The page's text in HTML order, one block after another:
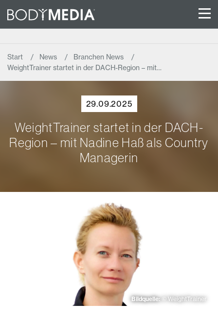
Start News
Branchen News
WeightTrainer startet in der DACH-Region – mit…
29.09.2025
WeightTrainer startet in der DACH-
Region – mit Nadine Haß als Country
Managerin
Bildquelle: © WeightTrainer